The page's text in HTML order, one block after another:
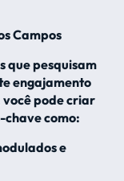
Campos
que pesquisam
engajamento
você pode criar
como:
e